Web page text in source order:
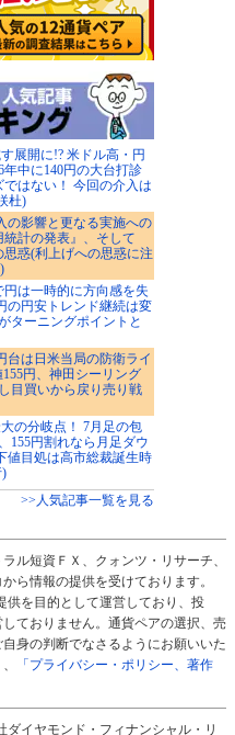
展開に!? 米ドル高・円
中に140円の大台打診
はない！ 今回の介入は
杜)
の影響と更なる実施への
計の発表』、そして
思惑(利上げへの思惑に注
は一時的に方向感を失
の円安トレンド継続は変
ターニングポイントと
台は日米当局の防衛ライ
円、神田シーリング
目買いから戻り売り戦
の分岐点！ 7月足の包
155円割れなら月足ダウ
値目処は高市総裁誕生時
)
>>人気記事一覧を見る
ル短資ＦＸ、クォンツ・リサーチ、
ら情報の提供を受けております。
供を目的として運営しており、投
ておりません。通貨ペアの選択、売
身の判断でなさるようにお願いいた
、
「プライバシー・ポリシー、著作
イヤモンド・フィナンシャル・リ